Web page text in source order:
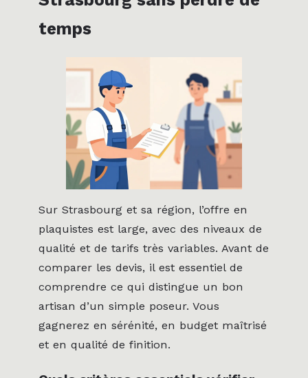
temps
Sur Strasbourg et sa région, l’offre en
plaquistes est large, avec des niveaux de
qualité et de tarifs très variables. Avant de
comparer les devis, il est essentiel de
comprendre ce qui distingue un bon
artisan d’un simple poseur. Vous
gagnerez en sérénité, en budget maîtrisé
et en qualité de finition.